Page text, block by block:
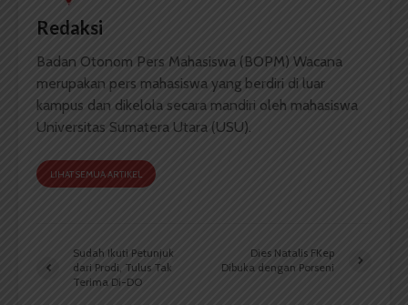
Redaksi
Badan Otonom Pers Mahasiswa (BOPM) Wacana
merupakan pers mahasiswa yang berdiri di luar
kampus dan dikelola secara mandiri oleh mahasiswa
Universitas Sumatera Utara (USU).
LIHAT SEMUA ARTIKEL
Sudah Ikuti Petunjuk
dari Prodi, Tulus Tak
Terima Di-DO
Dies Natalis FKep
Dibuka dengan Porseni